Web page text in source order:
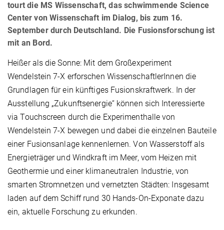
tourt die MS Wissenschaft, das schwimmende Science
Center von Wissenschaft im Dialog, bis zum 16.
September durch Deutschland. Die Fusionsforschung ist
mit an Bord.
Heißer als die Sonne: Mit dem Großexperiment
Wendelstein 7-X erforschen WissenschaftlerInnen die
Grundlagen für ein künftiges Fusionskraftwerk. In der
Ausstellung „Zukunftsenergie“ können sich Interessierte
via Touchscreen durch die Experimenthalle von
Wendelstein 7-X bewegen und dabei die einzelnen Bauteile
einer Fusionsanlage kennenlernen. Von Wasserstoff als
Energieträger und Windkraft im Meer, vom Heizen mit
Geothermie und einer klimaneutralen Industrie, von
smarten Stromnetzen und vernetzten Städten: Insgesamt
laden auf dem Schiff rund 30 Hands-On-Exponate dazu
ein, aktuelle Forschung zu erkunden.